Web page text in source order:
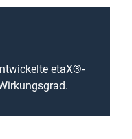
etaX®-